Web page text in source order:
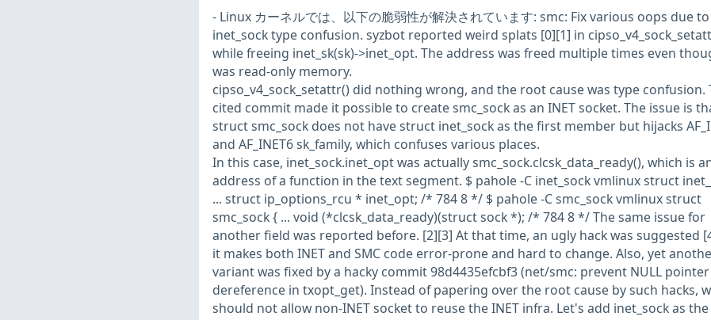
- Linux カーネルでは、以下の脆弱性が解決されています: smc: Fix various oops due to
inet_sock type confusion. syzbot reported weird splats [0][1] in
while freeing inet_sk(sk)->inet_opt. The address was freed multiple times even
was read-only memory.
cipso_v4_sock_setattr() did nothing wrong, and the root cause was type confusion.
cited commit made it possible to create smc_sock as an INET socket. The issue is
struct smc_sock does not have struct inet_sock as the first member but hijacks
and AF_INET6 sk_family, which confuses various places.
In this case, inet_sock.inet_opt was actually smc_sock.clcsk_data_ready(), which is
address of a function in the text segment. $ pahole -C inet_sock vmlinux struct
... struct ip_options_rcu * inet_opt; /* 784 8 */ $ pahole -C smc_sock vmlinux struct
smc_sock { ... void (*clcsk_data_ready)(struct sock *); /* 784 8 */ The same issue for
another field was reported before. [2][3] At that time, an ugly hack was suggested
it makes both INET and SMC code error-prone and hard to change. Also, yet
variant was fixed by a hacky commit 98d4435efcbf3 (net/smc: prevent NULL pointer
dereference in txopt_get). Instead of papering over the root cause by such hacks,
should not allow non-INET socket to reuse the INET infra. Let's add inet_sock as